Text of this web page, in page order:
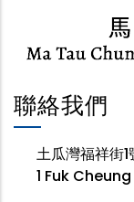
聯絡我們
土瓜灣福祥街1
1 Fuk